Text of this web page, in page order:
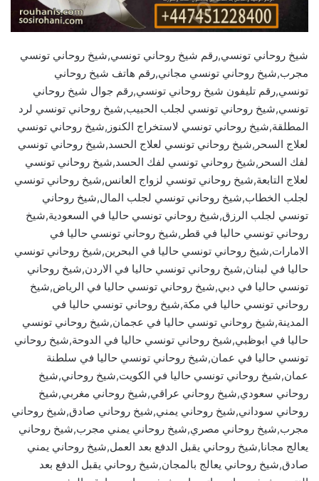
شيخ روحاني تونسي,رقم شيخ روحاني تونسي,شيخ روحاني تونسي
مجرب,شيخ روحاني تونسي مجاني,رقم هاتف شيخ روحاني
تونسي,رقم تليفون شيخ روحاني تونسي,رقم جوال شيخ روحاني
تونسي,شيخ روحاني تونسي لجلب الحبيب,شيخ روحاني تونسي لرد
المطلقة,شيخ روحاني تونسي لاستخراج الكنوز,شيخ روحاني تونسي
لعلاج السحر,شيخ روحاني تونسي لعلاج الحسد,شيخ روحاني تونسي
لفك السحر,شيخ روحاني تونسي لفك الحسد,شيخ روحاني تونسي
لعلاج التابعة,شيخ روحاني تونسي لزواج العانس,شيخ روحاني تونسي
لجلب الخطاب,شيخ روحاني تونسي لجلب المال,شيخ روحاني
تونسي لجلب الرزق,شيخ روحاني تونسي حاليا في السعودية,شيخ
روحاني تونسي حاليا في قطر,شيخ روحاني تونسي حاليا في
الامارات,شيخ روحاني تونسي حاليا في البحرين,شيخ روحاني تونسي
حاليا في لبنان,شيخ روحاني تونسي حاليا في الاردن,شيخ روحاني
تونسي حاليا في دبي,شيخ روحاني تونسي حاليا في الرياض,شيخ
روحاني تونسي حاليا في مكة,شيخ روحاني تونسي حاليا في
المدينة,شيخ روحاني تونسي حاليا في عجمان,شيخ روحاني تونسي
حاليا في ابوظبي,شيخ روحاني تونسي حاليا في الدوحة,شيخ روحاني
تونسي حاليا في عمان,شيخ روحاني تونسي حاليا في سلطنة
عمان,شيخ روحاني تونسي حاليا في الكويت,شيخ روحاني,شيخ
روحاني سعودي,شيخ روحاني عراقي,شيخ روحاني مغربي,شيخ
روحاني سوداني,شيخ روحاني يمني,شيخ روحاني صادق,شيخ روحاني
مجرب,شيخ روحاني مصري,شيخ روحاني يمني مجرب,شيخ روحاني
يعالج مجانا,شيخ روحاني يقبل الدفع بعد العمل,شيخ روحاني يمني
صادق,شيخ روحاني يعالج بالمجان,شيخ روحاني يقبل الدفع بعد